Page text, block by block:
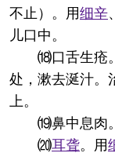
不止）。用细辛
儿口中。
⒅口舌生疮
处，漱去涎汁。
上。
⒆鼻中息肉
⒇耳聋。用